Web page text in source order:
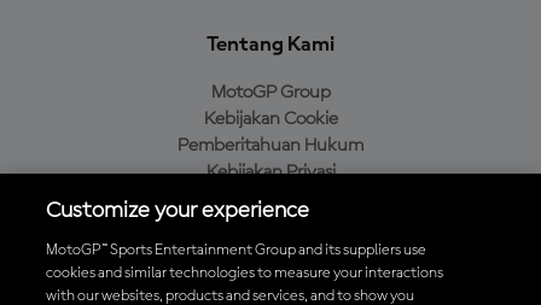
Tentang Kami
MotoGP Group
Kebijakan Cookie
Pemberitahuan Hukum
Kebijakan Privasi
Kebijakan Pembelian
Unduh Aplikasi Resmi MotoGP™
Customize your experience
MotoGP™ Sports Entertainment Group and its suppliers use
cookies and similar technologies to measure your interactions
with our websites, products and services, and to show you